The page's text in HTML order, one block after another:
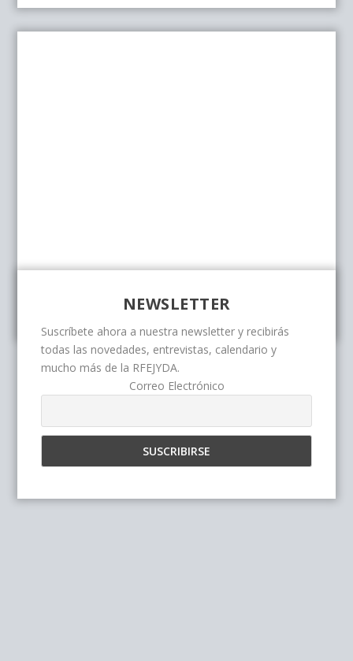
NEWSLETTER
Suscríbete ahora a nuestra newsletter y recibirás
todas las novedades, entrevistas, calendario y
mucho más de la RFEJYDA.
Correo Electrónico